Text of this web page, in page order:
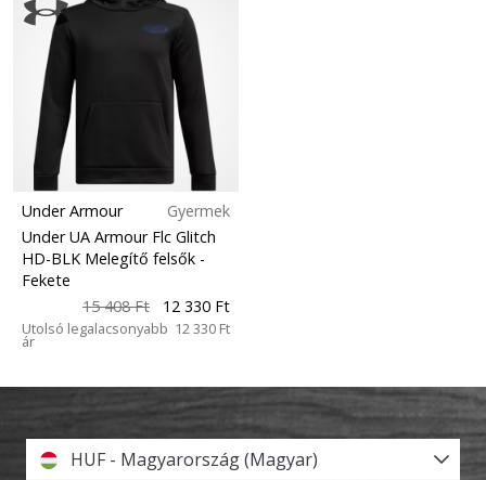
Under Armour
Gyermek
Under UA Armour Flc Glitch
HD-BLK Melegítő felsők -
Fekete
15 408 Ft
12 330 Ft
Utolsó legalacsonyabb
ár
12 330 Ft
HUF - Magyarország (Magyar)